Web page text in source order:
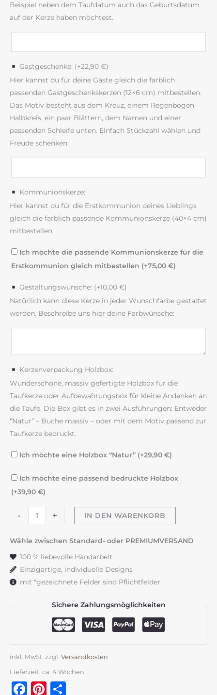
Beispiel neben dem Taufdatum auch das Geburtsdatum
auf der Kerze haben möchtest.
Gastgeschenke: (+22,90 €)
Hier kannst du für deine Gäste gleich die farblich
passenden Gastgeschenkskerzen (12×6 cm) mitbestellen.
Das Motiv besteht aus dem Kreuz, einem Regenbogen-
Halbkreis, ein paar Blättern, dem Namen und einer
passenden Schleife unten. Einfach Stückzahl wählen und
Freude schenken:
Kommunionskerze:
Hier kannst du für die Erstkommunion deines Lieblings
gleich die farblich passende Kommunionskerze (40×4 cm)
mitbestellen:
Ich möchte die passende Kommunionskerze für die
Erstkommunion gleich mitbestellen (+75,00 €)
Gestaltungswünsche: (+10,00 €)
Natürlich kann diese Kerze in jeder Wunschfarbe gestaltet
werden. Beschreibe uns hier deine Farbwünsche:
Kerzenverpackung Holzbox:
Wunderschöne, massiv gefertigte Holzbox für die
Taufkerze oder Aufbewahrungsbox für kleine Andenken an
die Taufe. Die Box gibt es in zwei Ausführungen: Entweder
“Natur” – Buche massiv – oder mit dem Motiv passend zur
Taufkerze bedruckt.
Ich möchte eine Holzbox “Natur” (+29,90 €)
Ich möchte eine passend bedruckte Holzbox
(+39,90 €)
-
Taufkerze
"Lebensbaum"
Regenbogen
+ IN DEN WARENKORB
Wähle zwischen Standard- oder PREMIUMVERSAND
100 % liebevolle Handarbeit
Einzigartige, individuelle Designs
mit *gezeichnete Felder sind Pflichtfelder
Sichere Zahlungsmöglichkeiten
inkl. MwSt. zzgl. Versandkosten
Lieferzeit: ca. 4 Wochen
Facebook
Pinterest